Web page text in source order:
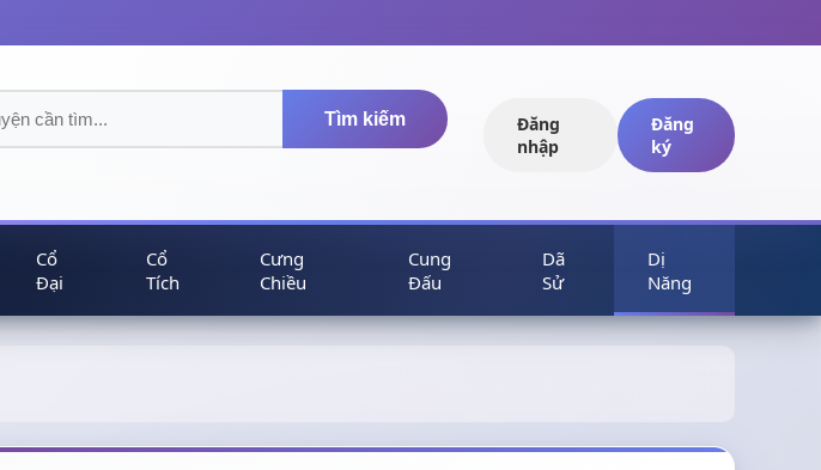
Tìm kiếm
Đăng
nhập
Đăng
ký
Cổ
Đại
Cổ
Tích
Cưng
Chiều
Cung
Đấu
Dã
Sử
Dị
Năng